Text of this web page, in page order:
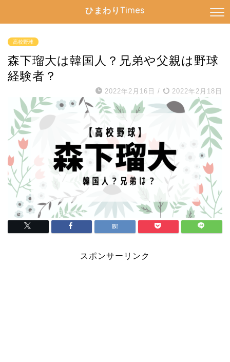
ひまわりTimes
高校野球
森下瑠大は韓国人？兄弟や父親は野球
経験者？
2022年2月16日 / 2022年2月18日
スポンサーリンク